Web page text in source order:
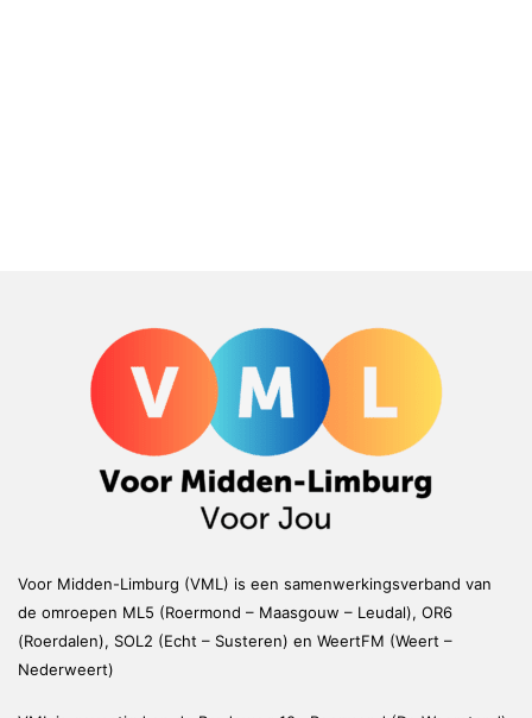
Voor Midden-Limburg (VML) is een samenwerkingsverband van
de omroepen ML5 (Roermond – Maasgouw – Leudal), OR6
(Roerdalen), SOL2 (Echt – Susteren) en WeertFM (Weert –
Nederweert)